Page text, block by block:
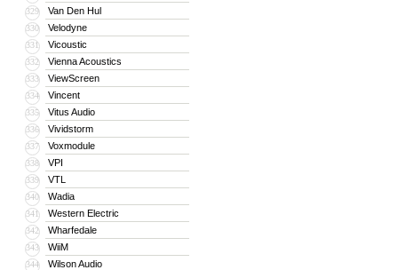
329 Van Den Hul
330 Velodyne
331 Vicoustic
332 Vienna Acoustics
333 ViewScreen
334 Vincent
335 Vitus Audio
336 Vividstorm
337 Voxmodule
338 VPI
339 VTL
340 Wadia
341 Western Electric
342 Wharfedale
343 WiiM
344 Wilson Audio